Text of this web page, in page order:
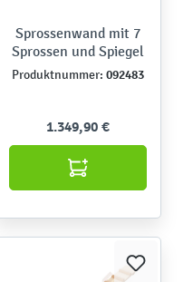
Sprossenwand mit 7
Sprossen und Spiegel
Produktnummer: 092483
1.349,90 €